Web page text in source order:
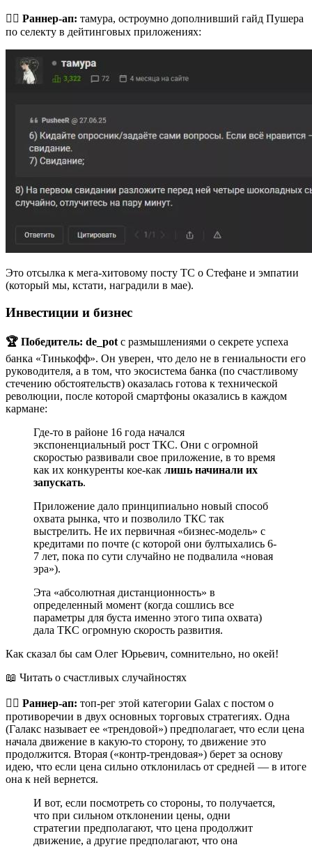
🏃‍♂️ Раннер-ап: тамура, остроумно дополнивший гайд Пушера
по селекту в дейтинговых приложениях:
Это отсылка к мега-хитовому посту ТС о Стефане и эмпатии
(который мы, кстати, наградили в мае).
Инвестиции и бизнес
🏆 Победитель: de_pot с размышлениями о секрете успеха
банка «Тинькофф». Он уверен, что дело не в гениальности его
руководителя, а в том, что экосистема банка (по счастливому
стечению обстоятельств) оказалась готова к технической
революции, после которой смартфоны оказались в каждом
кармане:
Где-то в районе 16 года начался
экспоненциальный рост ТКС. Они с огромной
скоростью развивали свое приложение, в то время
как их конкуренты кое-как лишь начинали их
запускать.
Приложение дало принципиально новый способ
охвата рынка, что и позволило ТКС так
выстрелить. Не их первичная «бизнес-модель» с
кредитами по почте (с которой они бултыхались 6-
7 лет, пока по сути случайно не подвалила «новая
эра»).
Эта «абсолютная дистанционность» в
определенный момент (когда сошлись все
параметры для буста именно этого типа охвата)
дала ТКС огромную скорость развития.
Как сказал бы сам Олег Юрьевич, сомнительно, но окей!
📖 Читать о счастливых случайностях
🏃‍♂️ Раннер-ап: топ-рег этой категории Galax с постом о
противоречии в двух основных торговых стратегиях. Одна
(Галакс называет ее «трендовой») предполагает, что если цена
начала движение в какую-то сторону, то движение это
продолжится. Вторая («контр-трендовая») берет за основу
идею, что если цена сильно отклонилась от средней — в итоге
она к ней вернется.
И вот, если посмотреть со стороны, то получается,
что при сильном отклонении цены, одни
стратегии предполагают, что цена продолжит
движение, а другие предполагают, что она